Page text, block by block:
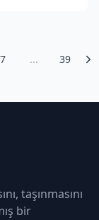
7 ... 39
taşınmasını
bir